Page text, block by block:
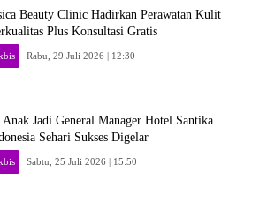
Beauty Clinic Hadirkan Perawatan Kulit
Plus Konsultasi Gratis
Rabu, 29 Juli 2026 | 12:30
Anak Jadi General Manager Hotel Santika
Sehari Sukses Digelar
Sabtu, 25 Juli 2026 | 15:50